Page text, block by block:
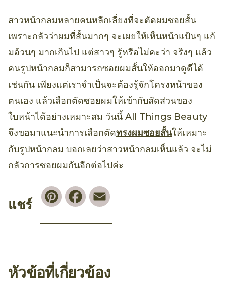
สาวหน้ากลมหลายคนหลีกเลี่ยงที่จะตัดผมซอยสั้น
เพราะกลัวว่าผมที่สั้นมากๆ จะเผยให้เห็นหน้าแป้นๆ แก้
มอ้วนๆ มากเกินไป แต่สาวๆ รู้หรือไม่คะว่า จริงๆ แล้ว
คนรูปหน้ากลมก็สามารถซอยผมสั้นให้ออกมาดูดีได้
เช่นกัน เพียงแต่เราจำเป็นจะต้องรู้จักโครงหน้าของ
ตนเอง แล้วเลือกตัดซอยผมให้เข้ากับสัดส่วนของ
ใบหน้าได้อย่างเหมาะสม วันนี้ All Things Beauty
จึงขอมาแนะนำการเลือกตัดทรงผมซอยสั้นให้เหมาะ
กับรูปหน้ากลม บอกเลยว่าสาวหน้ากลมเห็นแล้ว จะไม่
กลัวการซอยผมกันอีกต่อไปค่ะ
แชร์
PinterestFacebook
หัวข้อที่เกี่ยวข้อง